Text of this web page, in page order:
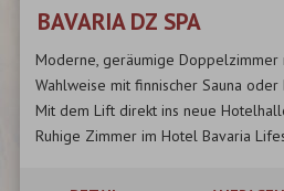
BAVARIA DZ SPA
Moderne, geräumige Doppelzimmer
Wahlweise mit finnischer Sauna oder
Mit dem Lift direkt ins neue
Ruhige Zimmer im Hotel Bavaria